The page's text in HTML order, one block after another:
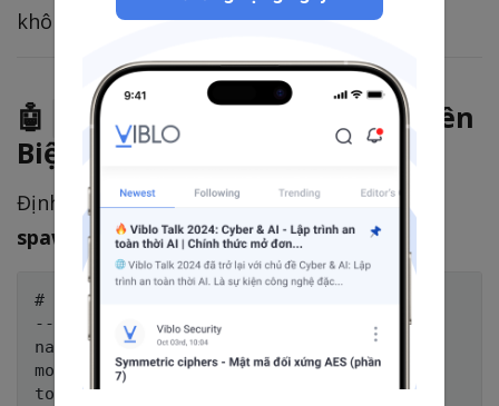
không cần gõ command! ✨
🤖 agents/
— Subagent Chuyên
Biệt
Định nghĩa"chuyên gia" mà Claude có thể
spawn
khi cần:
# .claude/agents/perf-auditor.md
---
name: Performance Auditor
model: claude-sonnet-4-6
tools: [Read, Grep, Glob, WebSearch]